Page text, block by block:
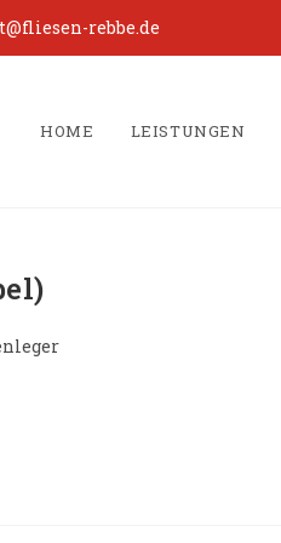
rebbe.de
HOME LEISTUNGEN